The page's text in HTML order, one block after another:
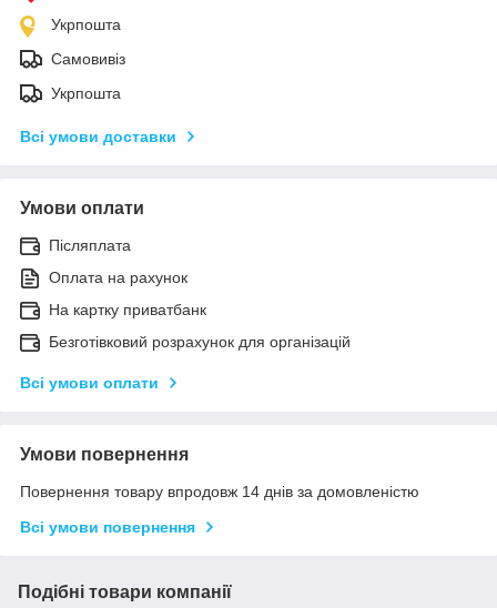
Укрпошта
Самовивіз
Укрпошта
Всі умови доставки
Умови оплати
Післяплата
Оплата на рахунок
На картку приватбанк
Безготівковий розрахунок для організацій
Всі умови оплати
Умови повернення
Повернення товару впродовж 14 днів за домовленістю
Всі умови повернення
Подібні товари компанії